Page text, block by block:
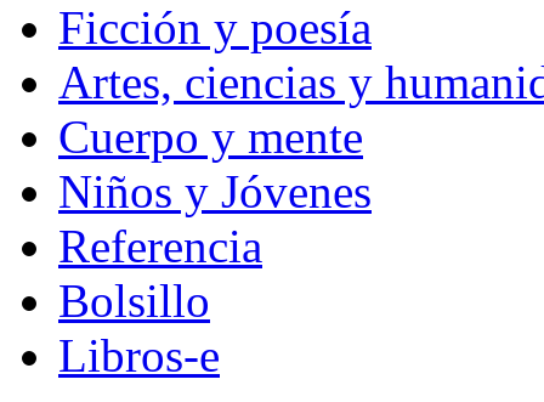
Ficción y poesía
Artes, ciencias y
Cuerpo y mente
Niños y Jóvenes
Referencia
Bolsillo
Libros-e